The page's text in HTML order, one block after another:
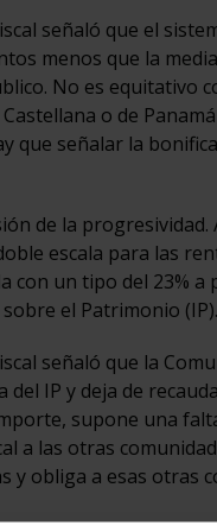
señaló que el
menos que la
No es equitativo
o de
que señalar la
de la
escala para las
un tipo del 23%
el Patrimonio (IP).
señaló que la
IP y deja de
supone una
a las otras
y obliga a esas otras